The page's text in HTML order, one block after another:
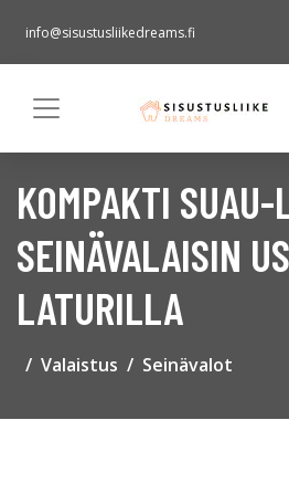
info@sisustusliikedreams.fi
KOMPAKTI SUAU-
SEINÄVALAISIN
LATURILLA
Valaistus Seinävalot